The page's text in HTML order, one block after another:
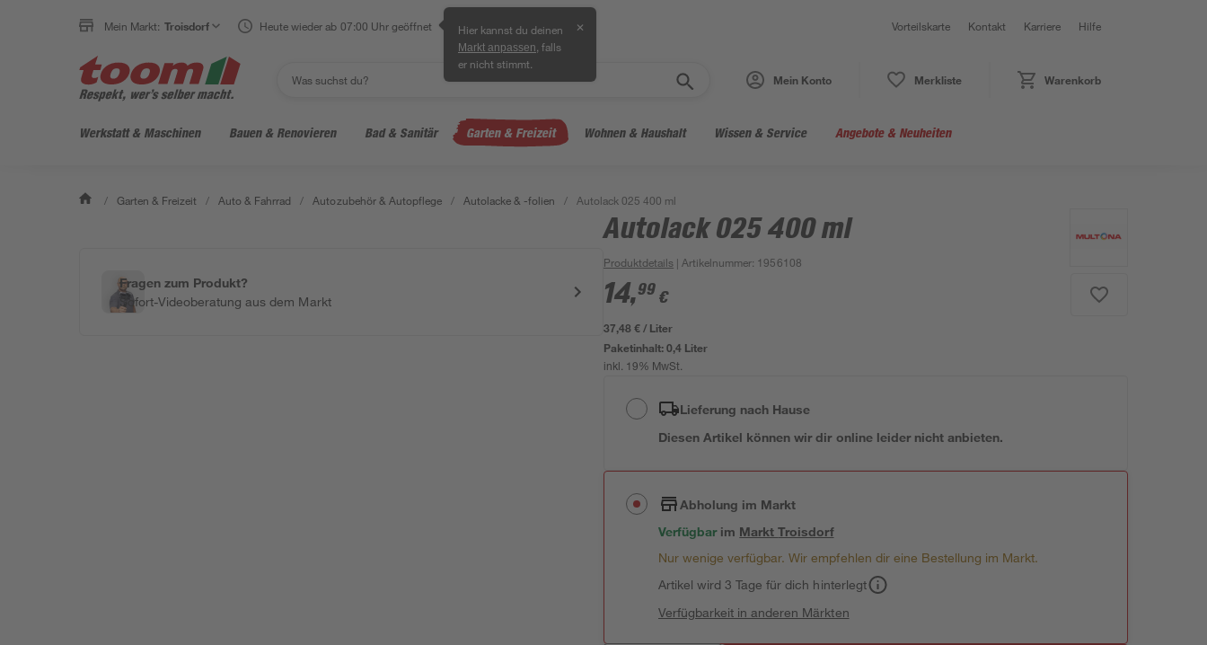
Mein Markt: Troisdorf Heute wieder ab 07:00 Uhr geöffnet Hier kannst du deinen
Markt anpassen , falls
er nicht stimmt.
✕ Vorteilskarte Kontakt Karriere Hilfe
Mein Konto Merkliste Warenkorb
Werkstatt & Maschinen Bauen & Renovieren Bad & Sanitär Garten & Freizeit Wohnen & Haushalt Wissen & Service Angebote & Neuheiten
/ Garten & Freizeit / Auto & Fahrrad / Autozubehör & Autopflege / Autolacke & -folien / Autolack 025 400 ml
Fragen zum Produkt?
Sofort-Videoberatung aus dem Markt
Autolack 025 400 ml
Produktdetails | Artikelnummer: 1956108
14,99 €
37,48 € / Liter
Paketinhalt:0,4 Liter
inkl. 19% MwSt.
Lieferung nach Hause
Diesen Artikel können wir dir online leider nicht anbieten.
Abholung im Markt
Verfügbar im MarktTroisdorf
Nur wenige verfügbar. Wir empfehlen dir eine Bestellung im Markt.
Artikel wird 3 Tage für dich hinterlegt
Verfügbarkeit in anderen Märkten